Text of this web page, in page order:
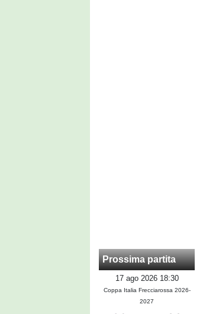
Prossima partita
17 ago 2026 18:30
Coppa Italia Frecciarossa 2026-
2027